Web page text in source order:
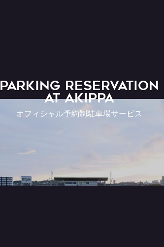
PARKING RESERVATION
AT Akippa
オフィシャル予約制駐車場サービス